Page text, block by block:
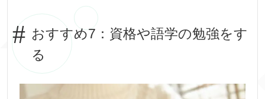
おすすめ7：資格や語学の勉強をす
る